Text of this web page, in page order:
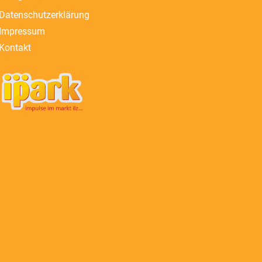
Datenschutzerklärung
Impressum
Kontakt